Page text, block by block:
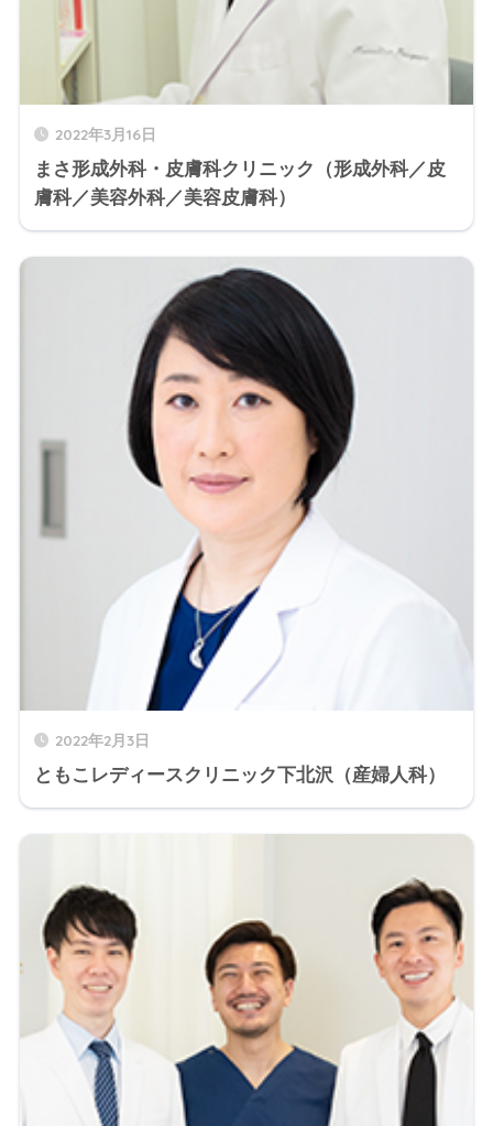
2022年3月16日
まさ形成外科・皮膚科クリニック（形成外科／皮
膚科／美容外科／美容皮膚科）
2022年2月3日
ともこレディースクリニック下北沢（産婦人科）